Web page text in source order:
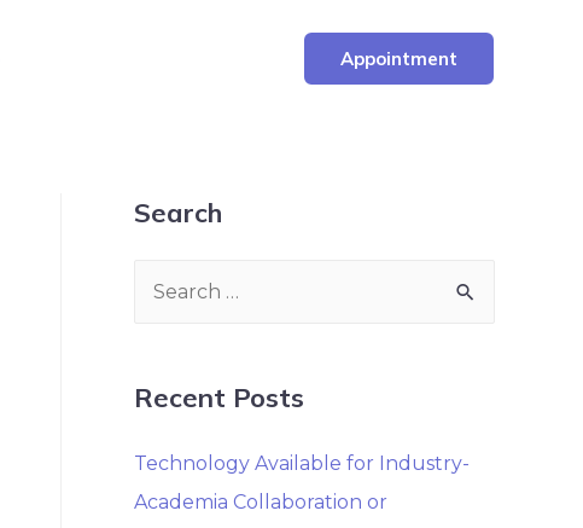
Appointment
Search
Recent Posts
Technology Available for Industry-
Academia Collaboration or